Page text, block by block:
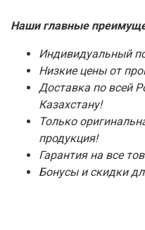
Наши главные
Индивидуальный
Низкие цены от
Доставка по всей
Казахстану!
Только
продукция!
Гарантия на все
Бонусы и скидки